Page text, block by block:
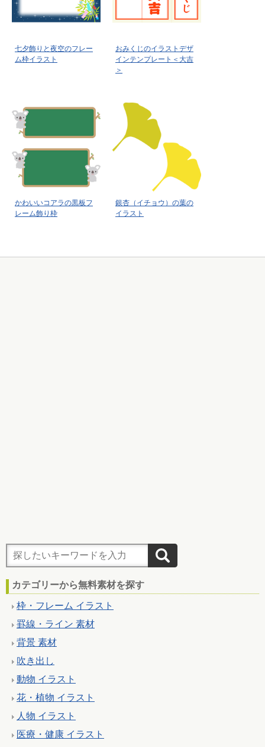
七夕飾りと夜空のフレー
ム枠イラスト
おみくじのイラストデザ
インテンプレート＜大吉
＞
かわいいコアラの黒板フ
レーム飾り枠
銀杏（イチョウ）の葉の
イラスト
カテゴリーから無料素材を探す
枠・フレーム イラスト
罫線・ライン 素材
背景 素材
吹き出し
動物 イラスト
花・植物 イラスト
人物 イラスト
医療・健康 イラスト